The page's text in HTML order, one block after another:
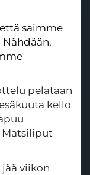
saimme
pelataan
kello
Matsiliput
viikon